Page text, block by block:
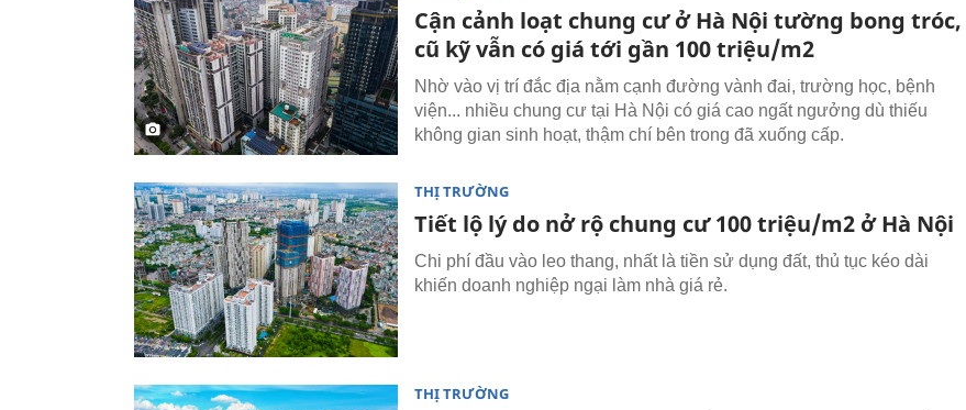
Cận cảnh loạt chung cư ở Hà Nội tường bong tróc,
cũ kỹ vẫn có giá tới gần 100 triệu/m2
Nhờ vào vị trí đắc địa nằm cạnh đường vành đai, trường học, bệnh
viện... nhiều chung cư tại Hà Nội có giá cao ngất ngưởng dù thiếu
không gian sinh hoạt, thậm chí bên trong đã xuống cấp.
THỊ TRƯỜNG
Tiết lộ lý do nở rộ chung cư 100 triệu/m2 ở Hà Nội
Chi phí đầu vào leo thang, nhất là tiền sử dụng đất, thủ tục kéo dài
khiến doanh nghiệp ngại làm nhà giá rẻ.
THỊ TRƯỜNG